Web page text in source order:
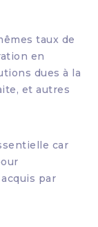
taux de
en
dues à la
et autres
car
par